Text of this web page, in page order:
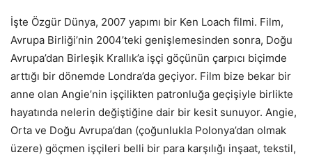
İşte Özgür Dünya, 2007 yapımı bir Ken Loach filmi. Film,
Avrupa Birliği’nin 2004’teki genişlemesinden sonra, Doğu
Avrupa’dan Birleşik Krallık’a işçi göçünün çarpıcı biçimde
arttığı bir dönemde Londra’da geçiyor. Film bize bekar bir
anne olan Angie’nin işçilikten patronluğa geçişiyle birlikte
hayatında nelerin değiştiğine dair bir kesit sunuyor. Angie,
Orta ve Doğu Avrupa’dan (çoğunlukla Polonya’dan olmak
üzere) göçmen işçileri belli bir para karşılığı inşaat, tekstil,